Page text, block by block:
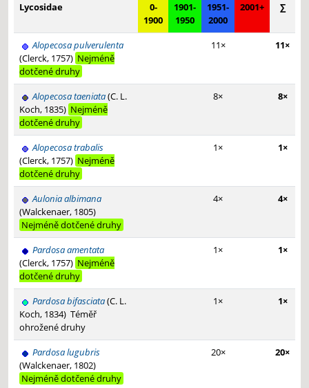
Lycosidae
0-
1900
1901-
1950
1951-
2000
2001+ ∑
Alopecosa pulverulenta
(Clerck, 1757) Nejméně
dotčené druhy
11× 11×
Alopecosa taeniata(C. L.
Koch, 1835) Nejméně
dotčené druhy
8× 8×
Alopecosa trabalis
(Clerck, 1757) Nejméně
dotčené druhy
1× 1×
Aulonia albimana
(Walckenaer, 1805)
Nejméně dotčené druhy
4× 4×
Pardosa amentata
(Clerck, 1757) Nejméně
dotčené druhy
1× 1×
Pardosa bifasciata(C. L.
Koch, 1834) Téměř
ohrožené druhy
1× 1×
Pardosa lugubris
(Walckenaer, 1802)
Nejméně dotčené druhy
20× 20×